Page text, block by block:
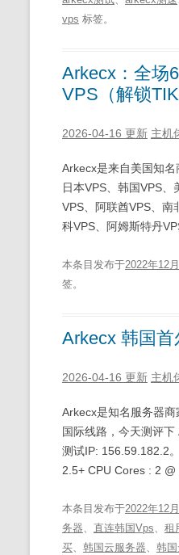
vps 标签。
Arkecx：全场
VPS（解锁
2026-04-16 更新 主机
Arkecx是来自美国知名
日本VPS、韩国VPS
VPS、阿联酋VPS、南
科VPS、阿姆斯特丹
本条目发布于2022年12
签。
Arkecx 韩国
2026-04-16 更新 主机
Arkecx是知名服务器
国际线路，今天测评
测试IP: 156.59.182.2
2.5+ CPU Cores : 2
本条目发布于2022年12
务器
直连韩国Vps 租
买
韩国云服务器 韩